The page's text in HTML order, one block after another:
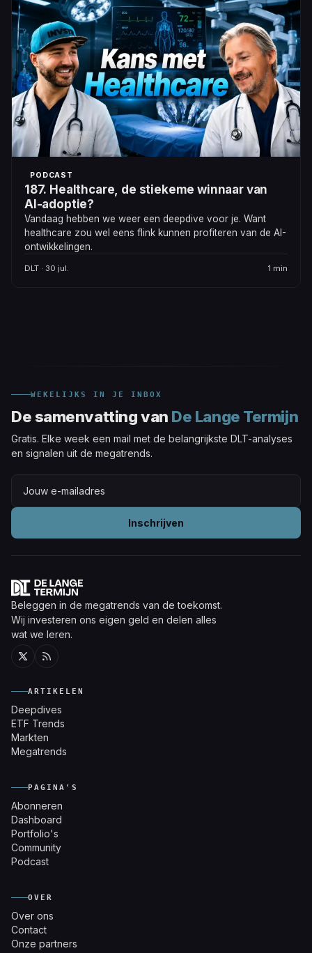
PODCAST
187. Healthcare, de stiekeme winnaar van
AI-adoptie?
Vandaag hebben we weer een deepdive voor je. Want
healthcare zou wel eens flink kunnen profiteren van de AI-
ontwikkelingen.
DLT · 30 jul. 1 min
WEKELIJKS IN JE INBOX
De samenvatting van De Lange Termijn
Gratis. Elke week een mail met de belangrijkste DLT-analyses
en signalen uit de megatrends.
Inschrijven
Beleggen in de megatrends van de toekomst.
Wij investeren ons eigen geld en delen alles
wat we leren.
ARTIKELEN
Deepdives
ETF Trends
Markten
Megatrends
PAGINA'S
Abonneren
Dashboard
Portfolio's
Community
Podcast
OVER
Over ons
Contact
Onze partners